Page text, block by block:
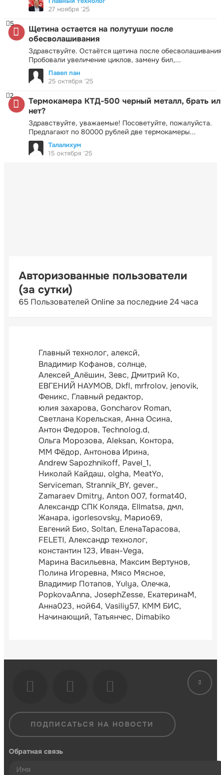
27 ноября '25
Щетина остается на полутуши после
обесволашивания
Здравствуйте. Остаётся щетина после
Пробовали увеличение циклов, замену бил,...
5
Павел пан
25 октября '25
Термокамера КТД-500 черный металл, брать
нет?
Здравствуйте, уважаемые! Посоветуйте, пожалуйста.
Предлагают по 80000 рублей две термокамеры...
2
Талалихум
15 октября '25
Авторизованные пользователи
(за сутки)
65 Пользователей Online за последние 24 часа
Главный технолог алексй
Владимир Кофанов солнце
Алексей_Алёшин Зевс Дмитрий Ко
ЕВГЕНИЙ НАУМОВ Dkfl mrfrolov jenovik
Феникс Главный редактор
юлия захарова Goncharov Roman
Светлана Корельская Анна Осина
Антон Федоров Technolog.d
Ольга Морозова Aleksan Контора
ММ Фёдор Антонова Ирина
Andrew Sapozhnikoff Pavel_1
Николай Кайдаш olgha MeatYo
Serviceman Strannik_BY gever.
Zamaraev Dmitry Anton 007 format40
Александр СПК Коляда Ellmatsa дмл
Жанара igorlesovsky Марио69
Евгений Био Soltan ЕленаТарасова
FELETI Александр технолог
константин 123 Иван-Vega
Марина Васильевна Максим Вертунов
Полина Игоревна Мясо Мясное
Владимир Потапов Yulya Олечка
PopkovaAnna JosephZesse ЕкатеринаМ
Анна023 ной64 Vasiliy57 КММ БИС
Начинающий Татьянчес Dimabiko
ПОДПИСАТЬСЯ НА НОВОСТИ
Обратная связь